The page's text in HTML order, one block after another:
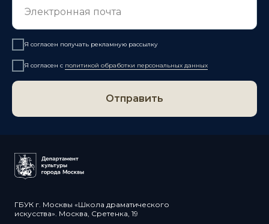
Я согласен получать рекламную рассылку
Я согласен с политикой обработки персональных данных
Отправить
ГБУК г. Москвы «Школа драматического
искусства». Москва, Сретенка, 19